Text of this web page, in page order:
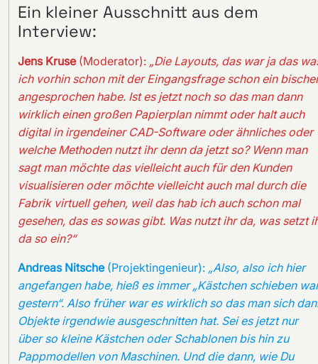
Ein kleiner Ausschnitt aus dem
Interview:
Jens Kruse(Moderator): „Die Layouts, das war ja das
ich vorhin schon mit der Eingangsfrage schon ein
angesprochen habe. Ist es jetzt noch so das man dann
wirklich einen großen Papierplan nimmt oder halt auch
digital in irgendeiner CAD-Software oder ähnliches oder
welche Methoden nutzt ihr denn da jetzt so? Wenn man
sagt man möchte das vielleicht auch für den Kunden
visualisieren oder möchte vielleicht auch mal durch die
Fabrik virtuell gehen, weil das hab ich auch schon mal
gesehen, das es sowas gibt. Was nutzt ihr da, was setzt
da so ein?“
Andreas Nitsche(Projektingenieur): „Also, also ich hier
angefangen habe, hieß es immer „Kästchen schieben
gestern“. Also früher war es wirklich so das man sich
Objekte irgendwie ausgeschnitten hat. Sei es jetzt nur
über so kleine Kästchen oder Schablonen bis hin zu
Pappmodellen von Maschinen. Und die dann, wie Du